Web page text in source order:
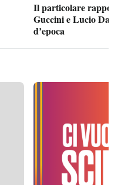
Il particolare
Guccini e Lucio
d’epoca